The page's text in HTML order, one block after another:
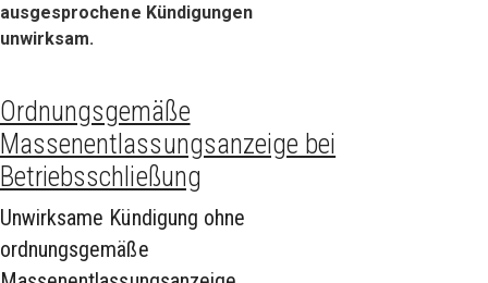
ausgesprochene Kündigungen
unwirksam.
Ordnungsgemäße
Massenentlassungsanzeige bei
Betriebsschließung
Unwirksame Kündigung ohne
ordnungsgemäße